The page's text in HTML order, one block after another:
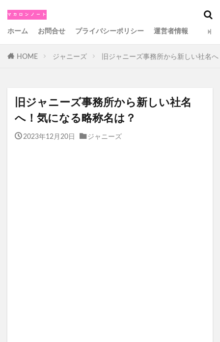
ホーム お問合せ プライバシーポリシー 運営者情報
HOME ジャニーズ 旧ジャニーズ事務所から新しい社名
旧ジャニーズ事務所から新しい社名
へ！気になる略称名は？
2023年12月20日 ジャニーズ
カテゴリー